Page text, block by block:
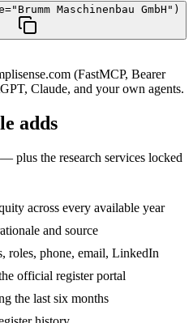
Maschinenbau GmbH")
(FastMCP, Bearer
Claude, and your own agents.
adds
plus the research services locked
across every available year
and source
roles, phone, email, LinkedIn
official register portal
the last six months